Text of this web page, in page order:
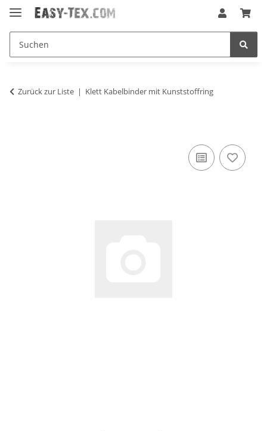
Zurück zur Liste Klett Kabelbinder mit Kunststoffring